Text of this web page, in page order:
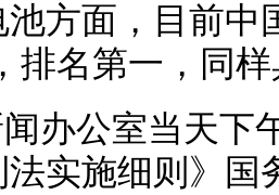
方面，目前中
排名第一，同
办公室当天下
实施细则》国